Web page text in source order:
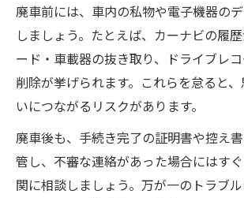
廃車前には、車内の私物や電子機器の
しましょう。たとえば、カーナビの履
ード・車載器の抜き取り、ドライブレ
削除が挙げられます。これらを怠ると
いにつながるリスクがあります。
廃車後も、手続き完了の証明書や控え
管し、不審な連絡があった場合にはす
関に相談しましょう。万が一のトラブ